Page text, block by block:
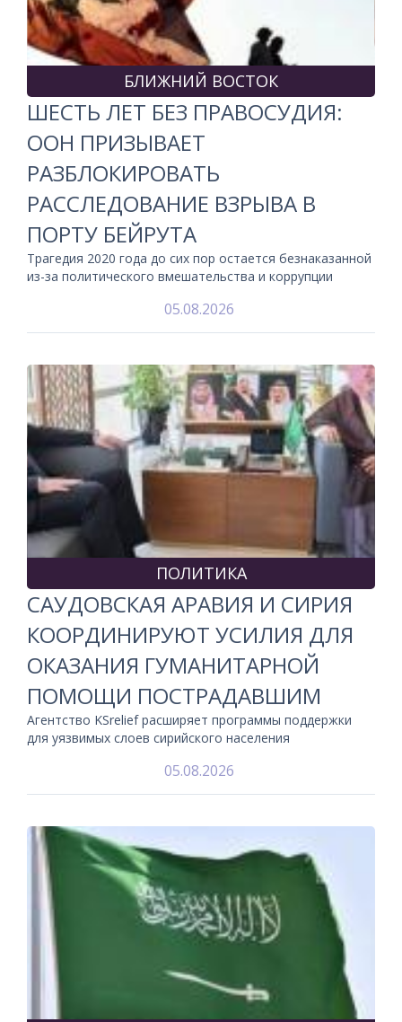
БЛИЖНИЙ ВОСТОК
ШЕСТЬ ЛЕТ БЕЗ ПРАВОСУДИЯ:
ООН ПРИЗЫВАЕТ
РАЗБЛОКИРОВАТЬ
РАССЛЕДОВАНИЕ ВЗРЫВА В
ПОРТУ БЕЙРУТА
Трагедия 2020 года до сих пор остается безнаказанной
из-за политического вмешательства и коррупции
05.08.2026
ПОЛИТИКА
САУДОВСКАЯ АРАВИЯ И СИРИЯ
КООРДИНИРУЮТ УСИЛИЯ ДЛЯ
ОКАЗАНИЯ ГУМАНИТАРНОЙ
ПОМОЩИ ПОСТРАДАВШИМ
Агентство KSrelief расширяет программы поддержки
для уязвимых слоев сирийского населения
05.08.2026